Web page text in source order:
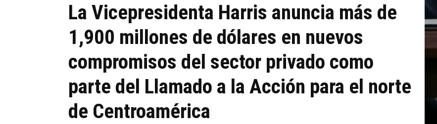
La Vicepresidenta Harris anuncia más de
1,900 millones de dólares en nuevos
compromisos del sector privado como
parte del Llamado a la Acción para el norte
de Centroamérica